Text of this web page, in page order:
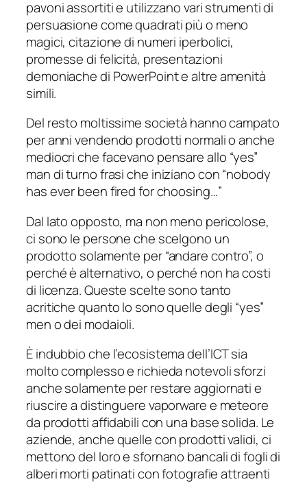
pavoni assortiti e utilizzano vari strumenti di
persuasione come quadrati più o meno
magici, citazione di numeri iperbolici,
promesse di felicità, presentazioni
demoniache di PowerPoint e altre amenità
simili.
Del resto moltissime società hanno campato
per anni vendendo prodotti normali o anche
mediocri che facevano pensare allo “yes”
mandi turno frasi che iniziano con “nobody
has ever been fired for choosing…”
Dal lato opposto, ma non meno pericolose,
ci sono le persone che scelgono un
prodotto solamente per “andare contro”, o
perché èalternativo, o perché non ha costi
di licenza. Queste scelte sono tanto
acritiche quanto lo sono quelle degli “yes”
meno dei modaioli.
È indubbio che l’ecosistema dell’ICT sia
molto complesso e richieda notevoli sforzi
anche solamente per restare aggiornati e
riuscire a distinguerevaporwaree meteore
da prodotti affidabili con una base solida. Le
aziende, anche quelle con prodotti validi, ci
mettono del loro e sfornano bancali di fogli di
alberi morti patinati con fotografie attraenti